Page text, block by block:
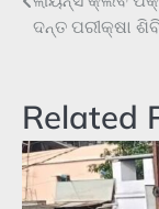
navigation
ଦନ୍ତ ପରୀକ୍ଷା
Related